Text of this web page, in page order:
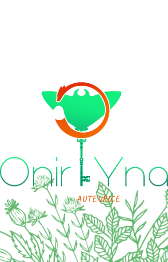
AUTEURICE